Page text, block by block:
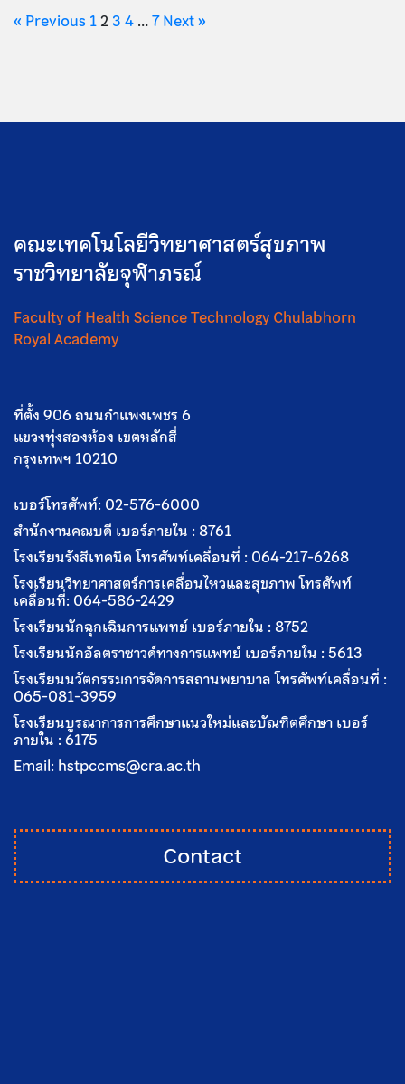
« Previous1234…7Next »
คณะเทคโนโลยีวิทยาศาสตร์สุขภาพ
ราชวิทยาลัยจุฬาภรณ์
Faculty of Health Science Technology Chulabhorn
Royal Academy
ที่ตั้ง 906 ถนนกำแพงเพชร 6
แขวงทุ่งสองห้อง เขตหลักสี่
กรุงเทพฯ 10210
เบอร์โทรศัพท์: 02-576-6000
สำนักงานคณบดี เบอร์ภายใน : 8761
โรงเรียนรังสีเทคนิค โทรศัพท์เคลื่อนที่ : 064-217-6268
โรงเรียนวิทยาศาสตร์การเคลื่อนไหวและสุขภาพ โทรศัพท์
เคลื่อนที่: 064-586-2429
โรงเรียนนักฉุกเฉินการแพทย์ เบอร์ภายใน : 8752
โรงเรียนนักอัลตราซาวด์ทางการแพทย์ เบอร์ภายใน :5613
โรงเรียนนวัตกรรมการจัดการสถานพยาบาล โทรศัพท์เคลื่อนที่ :
065-081-3959
โรงเรียนบูรณาการการศึกษาแนวใหม่และบัณฑิตศึกษา เบอร์
ภายใน :6175
Email: hstpccms@cra.ac.th
Contact